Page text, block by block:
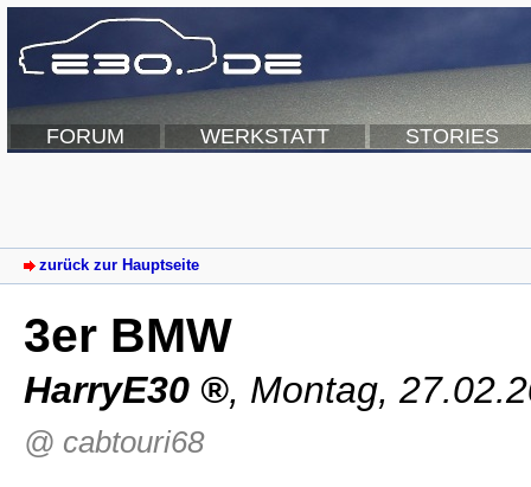
FORUM WERKSTATT STORIES
zurück zur Hauptseite
3er BMW
HarryE30 , Montag,
@ cabtouri68